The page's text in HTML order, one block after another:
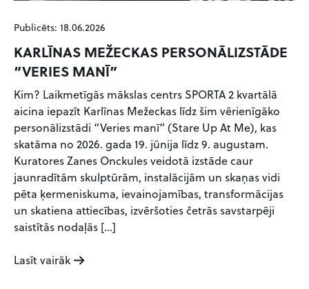
Publicēts: 18.06.2026
KARLĪNAS MEŽECKAS PERSONĀLIZSTĀDE
“VERIES MANĪ”
Kim? Laikmetīgās mākslas centrs SPORTA 2 kvartālā
aicina iepazīt Karlīnas Mežeckas līdz šim vērienīgāko
personālizstādi “Veries manī” (Stare Up At Me), kas
skatāma no 2026. gada 19. jūnija līdz 9. augustam.
Kuratores Zanes Onckules veidotā izstāde caur
jaunradītām skulptūrām, instalācijām un skaņas vidi
pēta ķermeniskuma, ievainojamības, transformācijas
un skatiena attiecības, izvēršoties četrās savstarpēji
saistītās nodaļās […]
Lasīt vairāk